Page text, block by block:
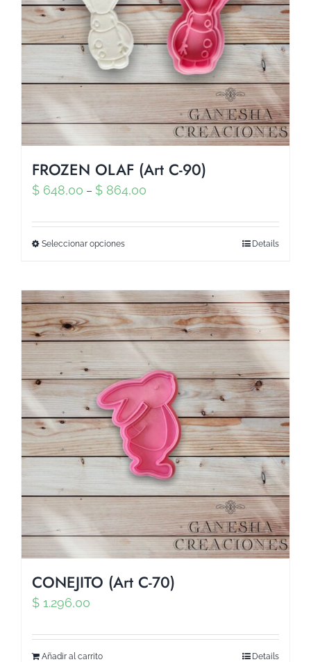
FROZEN OLAF (Art C-90)
$ 648,00 – $ 864,00
Seleccionar opciones Details
CONEJITO (Art C-70)
$ 1.296,00
Añadir al carrito Details